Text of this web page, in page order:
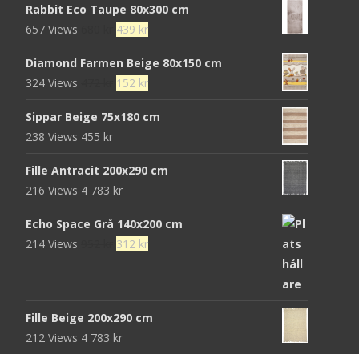
Rabbit Eco Taupe 80x300 cm
657 Views
Det
priset
var:
439 krDet
priset
är:
Diamond Farmen Beige 80x150 cm
324 Views
Det
priset
152 krDet
priset
Sippar Beige 75x180 cm
238 Views 455 kr
Fille Antracit 200x290 cm
216 Views 4 783 kr
Echo Space Grå 140x200 cm
214 Views
Det
952 kr.
312 krDet
312 kr.
Fille Beige 200x290 cm
212 Views 4 783 kr